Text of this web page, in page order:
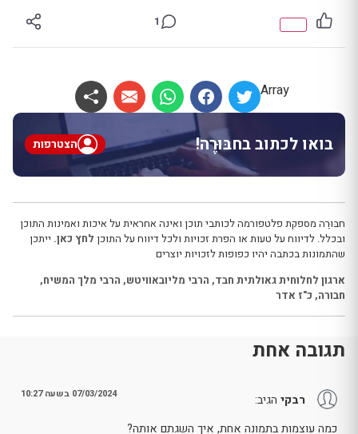
1
Array
בואו לכתוב בחבּוּרֶה! הצטרפות
חבּוּרֶה מספקת פלטפורמה לכותבי תוכן ואינה אחראית על איכות ואמינות התוכן
ובכלל. לדיווח על טעות או הפרת זכויות ולכל דיווח על התוכן לחץ כאן. ייתכן
שהתמונות בכתבה יהיו כפופות לזכויות יוצרים
ארגון לחלוחית גאולתית חבד, הרבי מליובאוויטש, הרבי מלך המשיח,
חבורה, כ"ז אדר
תגובה אחת
רבקי הגיב: 07/03/2024 בשעה 10:27
כמה עוצמות בתמונה אחת, איך השגתם אותה?